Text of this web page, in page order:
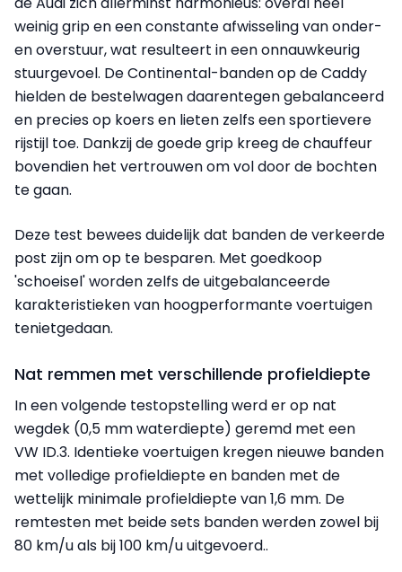
weinig grip en een constante afwisseling van onder-
en overstuur, wat resulteert in een onnauwkeurig
stuurgevoel. De Continental-banden op de Caddy
hielden de bestelwagen daarentegen gebalanceerd
en precies op koers en lieten zelfs een sportievere
rijstijl toe. Dankzij de goede grip kreeg de chauffeur
bovendien het vertrouwen om vol door de bochten
te gaan.
Deze test bewees duidelijk dat banden de verkeerde
post zijn om op te besparen. Met goedkoop
'schoeisel' worden zelfs de uitgebalanceerde
karakteristieken van hoogperformante voertuigen
tenietgedaan.
Nat remmen met verschillende profieldiepte
In een volgende testopstelling werd er op nat
wegdek (0,5 mm waterdiepte) geremd met een
VW ID.3. Identieke voertuigen kregen nieuwe banden
met volledige profieldiepte en banden met de
wettelijk minimale profieldiepte van 1,6 mm. De
remtesten met beide sets banden werden zowel bij
80 km/u als bij 100 km/u uitgevoerd..